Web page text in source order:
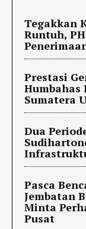
Tegakkan
Runtuh,
Prestasi
Humbahas
Sumatera
Dua
Pasca
Jembatan
Minta
Pusat